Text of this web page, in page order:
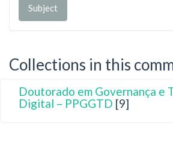
Collections in this
Doutorado em Governança e
Digital – PPGGTD [9]